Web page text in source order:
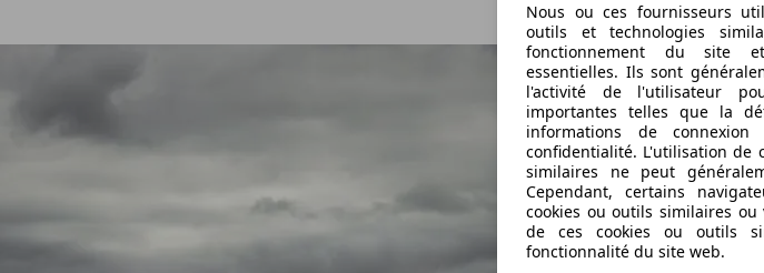
Nous ou ces fournisseurs
outils et technologies
fonctionnement du site
essentielles. Ils sont
l'activité de l'utilisateur
importantes telles que la
informations de
confidentialité. L'utilisation de
similaires ne peut
Cependant, certains
cookies ou outils similaires ou
de ces cookies ou outils
fonctionnalité du site web.